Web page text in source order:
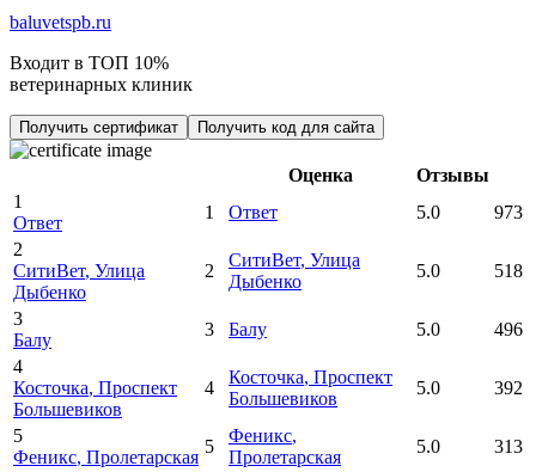
baluvetspb.ru
Входит в ТОП 10%
ветеринарных клиник
Получить сертификат Получить код для сайта
Оценка
Отзывы
1
Ответ
1 Ответ 5.0
973
2
СитиВет, Улица
Дыбенко
2
СитиВет, Улица
Дыбенко
5.0 518
3
Балу
3 Балу 5.0
496
4
Косточка, Проспект
Большевиков
4
Косточка, Проспект
Большевиков
5.0 392
5
Феникс, Пролетарская
5
Феникс,
Пролетарская
5.0
313